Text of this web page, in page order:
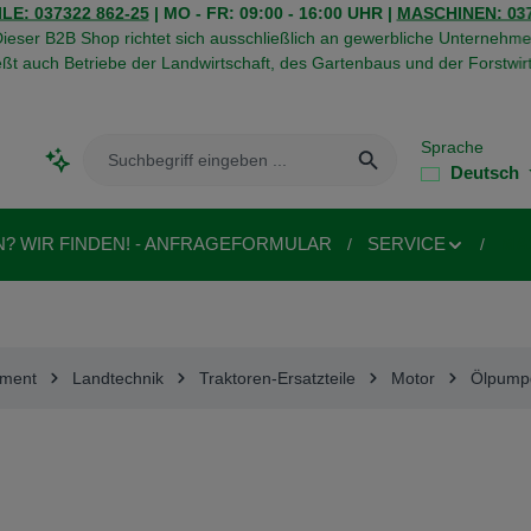
037322 862-25| MO - FR: 09:00 - 16:00 UHR | MASCHINEN:
B2B Shop richtet sich ausschließlich an gewerbliche
auch Betriebe der Landwirtschaft, des Gartenbaus und der
Sprache
Deutsch
WIR FINDEN! - ANFRAGEFORMULAR SERVICE
Landtechnik Traktoren-Ersatzteile Motor